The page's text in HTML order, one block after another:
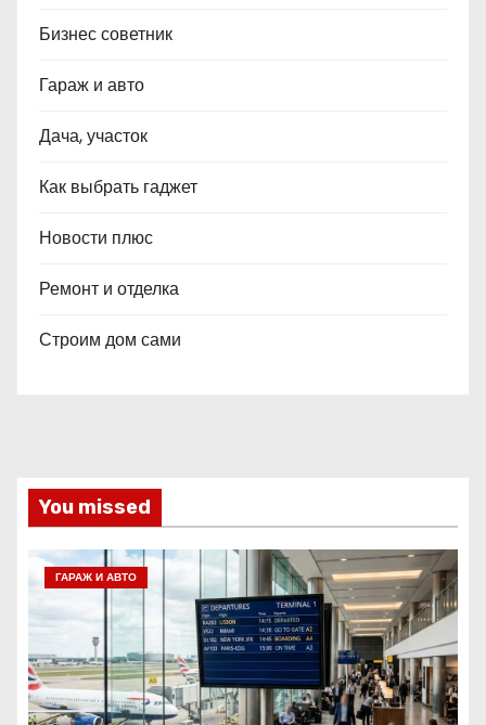
Бизнес советник
Гараж и авто
Дача, участок
Как выбрать гаджет
Новости плюс
Ремонт и отделка
Строим дом сами
You missed
ГАРАЖ И АВТО